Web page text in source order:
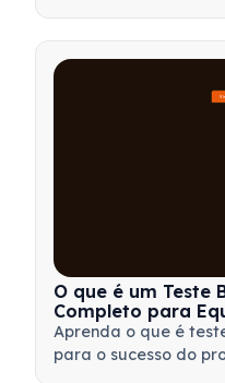
sua equipe.
O que é um Teste
Completo para
Aprenda o que é
para o sucesso do